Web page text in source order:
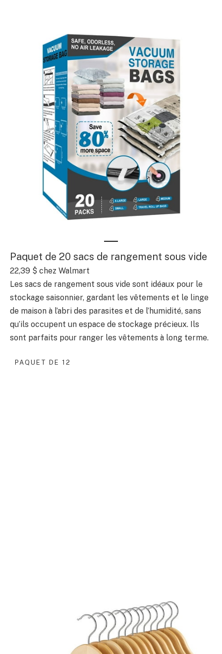
Paquet de 20 sacs de rangement sous vide
22,39 $ chez Walmart
Les sacs de rangement sous vide sont idéaux pour le
stockage saisonnier, gardant les vêtements et le linge
de maison à l’abri des parasites et de l’humidité, sans
qu’ils occupent un espace de stockage précieux. Ils
sont parfaits pour ranger les vêtements à long terme.
PAQUET DE 12